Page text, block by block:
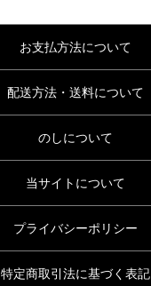
お支払方法について
配送方法・送料について
のしについて
当サイトについて
プライバシーポリシー
特定商取引法に基づく表記